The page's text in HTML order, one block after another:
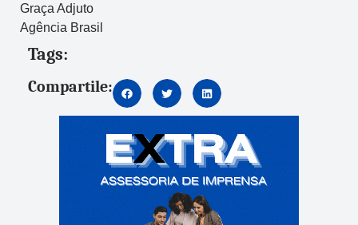
Graça Adjuto
Agência Brasil
Tags:
Compartile: